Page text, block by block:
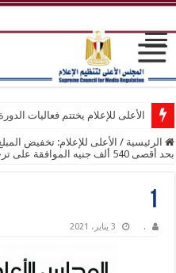
الأعلى للإعلام يختتم فعاليات
الرئيسية / الأعلى للإعلام: تخفيض
بحد أقصى 540 ألف جنيه الموافقة على ترخيص 7 مواقع إلكترونية
1
. 3 يناير، 2021